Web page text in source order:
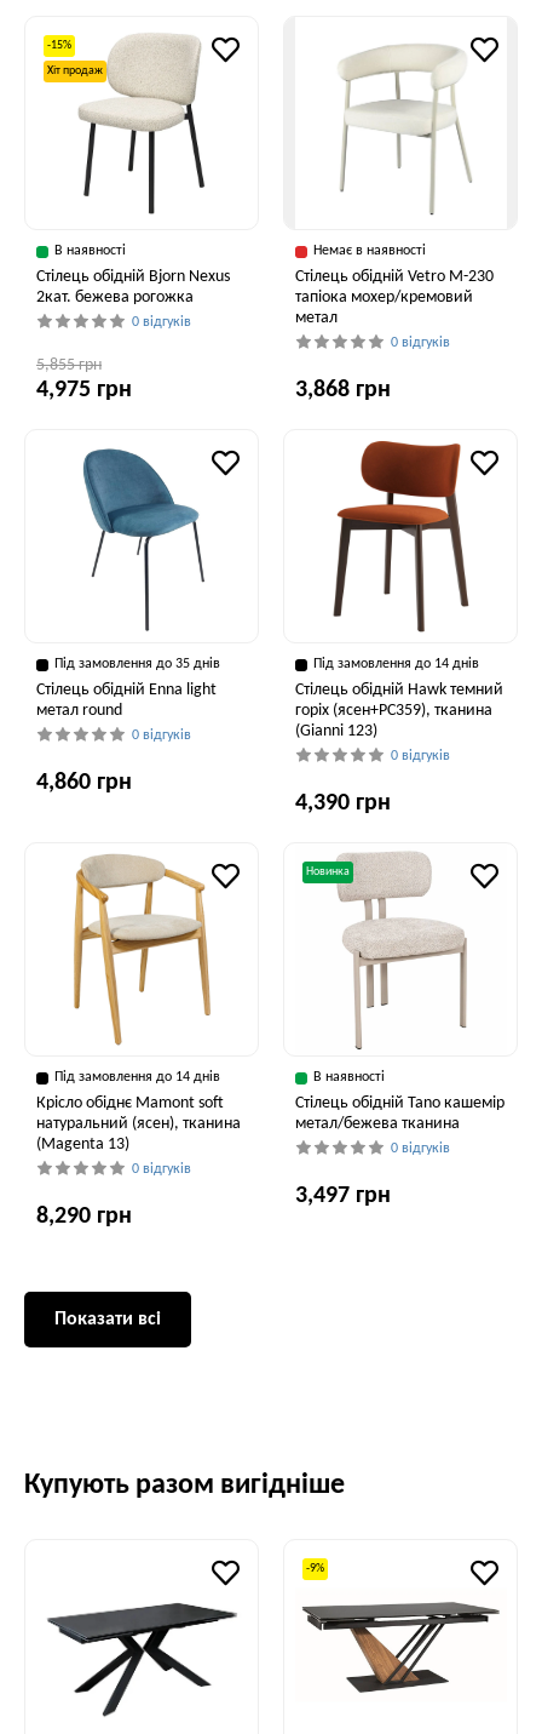
-15%
Хіт продаж
В наявності
Стілець обідній Bjorn Nexus
2кат. бежева рогожка
0 відгуків
5,855 грн
4,975 грн
Немає в наявності
Стілець обідній Vetro M-230
тапіока мохер/кремовий
метал
0 відгуків
3,868 грн
Під замовлення до 35 днів
Стілець обідній Enna light
метал round
0 відгуків
4,860 грн
Під замовлення до 14 днів
Стілець обідній Hawk темний
горіх (ясен+PC359), тканина
(Gianni 123)
0 відгуків
4,390 грн
Під замовлення до 14 днів
Крісло обіднє Mamont soft
натуральний (ясен), тканина
(Magenta 13)
0 відгуків
8,290 грн
Новинка
В наявності
Cтілець обідній Tano кашемір
метал/бежева тканина
0 відгуків
3,497 грн
Показати всі
Купують разом вигідніше
-9%